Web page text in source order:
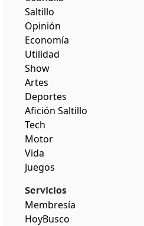
Saltillo
Opinión
Economía
Utilidad
Show
Artes
Deportes
Afición Saltillo
Tech
Motor
Vida
Juegos
Servicios
Membresía
HoyBusco